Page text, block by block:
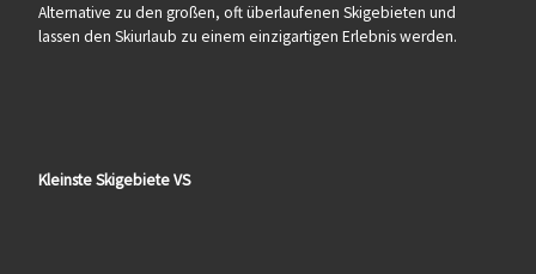
Alternative zu den großen, oft überlaufenen Skigebieten und
lassen den Skiurlaub zu einem einzigartigen Erlebnis werden.
Kleinste Skigebiete VS